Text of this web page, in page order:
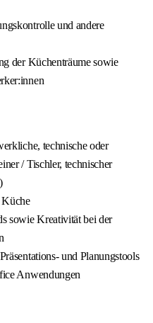
und andere
der Küchenträume sowie
technische oder
/ Tischler, technischer
Küche
sowie Kreativität bei der
und Planungstools
Anwendungen